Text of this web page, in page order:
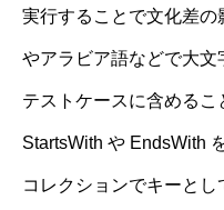
実行することで文化差
やアラビア語などで大文
テストケースに含める
StartsWith や EndsWith
コレクションでキーと